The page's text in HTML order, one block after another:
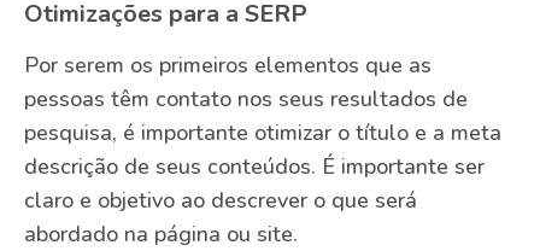
Otimizações para a SERP
Por serem os primeiros elementos que as
pessoas têm contato nos seus resultados de
pesquisa, é importante otimizar o título e a meta
descrição de seus conteúdos. É importante ser
claro e objetivo ao descrever o que será
abordado na página ou site.